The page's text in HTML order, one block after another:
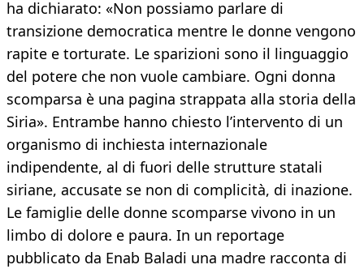
ha dichiarato: «Non possiamo parlare di
transizione democratica mentre le donne vengono
rapite e torturate. Le sparizioni sono il linguaggio
del potere che non vuole cambiare. Ogni donna
scomparsa è una pagina strappata alla storia della
Siria». Entrambe hanno chiesto l’intervento di un
organismo di inchiesta internazionale
indipendente, al di fuori delle strutture statali
siriane, accusate se non di complicità, di inazione.
Le famiglie delle donne scomparse vivono in un
limbo di dolore e paura. In un reportage
pubblicato da Enab Baladi una madre racconta di